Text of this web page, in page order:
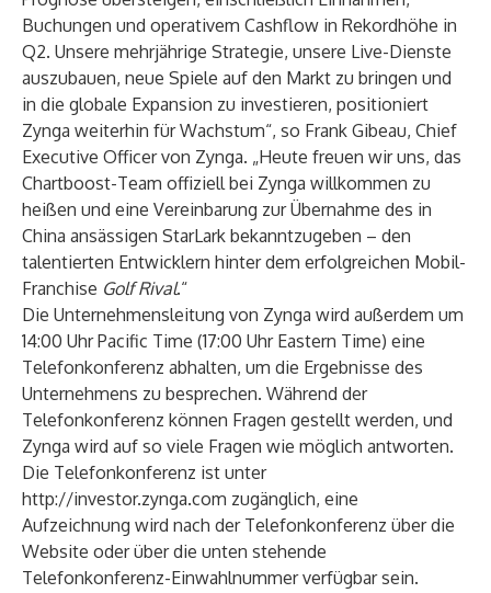
Buchungen und operativem Cashflow in Rekordhöhe in
Q2. Unsere mehrjährige Strategie, unsere Live-Dienste
auszubauen, neue Spiele auf den Markt zu bringen und
in die globale Expansion zu investieren, positioniert
Zynga weiterhin für Wachstum“, so Frank Gibeau, Chief
Executive Officer von Zynga. „Heute freuen wir uns, das
Chartboost-Team offiziell bei Zynga willkommen zu
heißen und eine Vereinbarung zur Übernahme des in
China ansässigen StarLark bekanntzugeben – den
talentierten Entwicklern hinter dem erfolgreichen Mobil-
Franchise Golf Rival.“
Die Unternehmensleitung von Zynga wird außerdem um
14:00 Uhr Pacific Time (17:00 Uhr Eastern Time) eine
Telefonkonferenz abhalten, um die Ergebnisse des
Unternehmens zu besprechen. Während der
Telefonkonferenz können Fragen gestellt werden, und
Zynga wird auf so viele Fragen wie möglich antworten.
Die Telefonkonferenz ist unter
http://investor.zynga.com zugänglich, eine
Aufzeichnung wird nach der Telefonkonferenz über die
Website oder über die unten stehende
Telefonkonferenz-Einwahlnummer verfügbar sein.